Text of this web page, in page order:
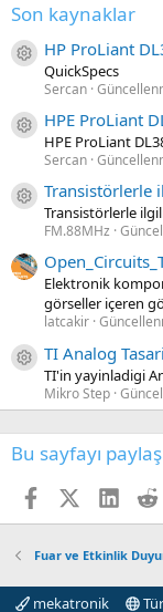
Son kaynaklar
Kaynak ikon/
HP ProLiant
QuickSpecs
Sercan
Kaynak ikon/
HPE ProLiant
HPE ProLiant
Sercan
Kaynak ikon/
Transistörlerle
Transistörlerle
FM.88MHz
Elektronik
görseller içeren
latcakir
Kaynak ikon/
TI Analog
TI'in yayinladigi
Mikro Step
Bu sayfayı paylaş
FacebookX (Twitter)
Fuar ve Etkinlik
mekatronik